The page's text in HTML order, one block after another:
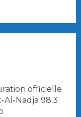
officielle
Al-Nadja 98.3